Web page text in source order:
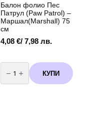
Балон фолио Пес
Патрул (Paw Patrol) –
Маршал(Marshall) 75
см
4,08 €/ 7,98 лв.
количество
за
Балон
фолио
КУПИ